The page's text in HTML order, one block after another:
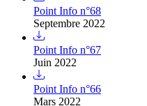
Point Info n°68
Septembre 2022
Point Info n°67
Juin 2022
Point Info n°66
Mars 2022